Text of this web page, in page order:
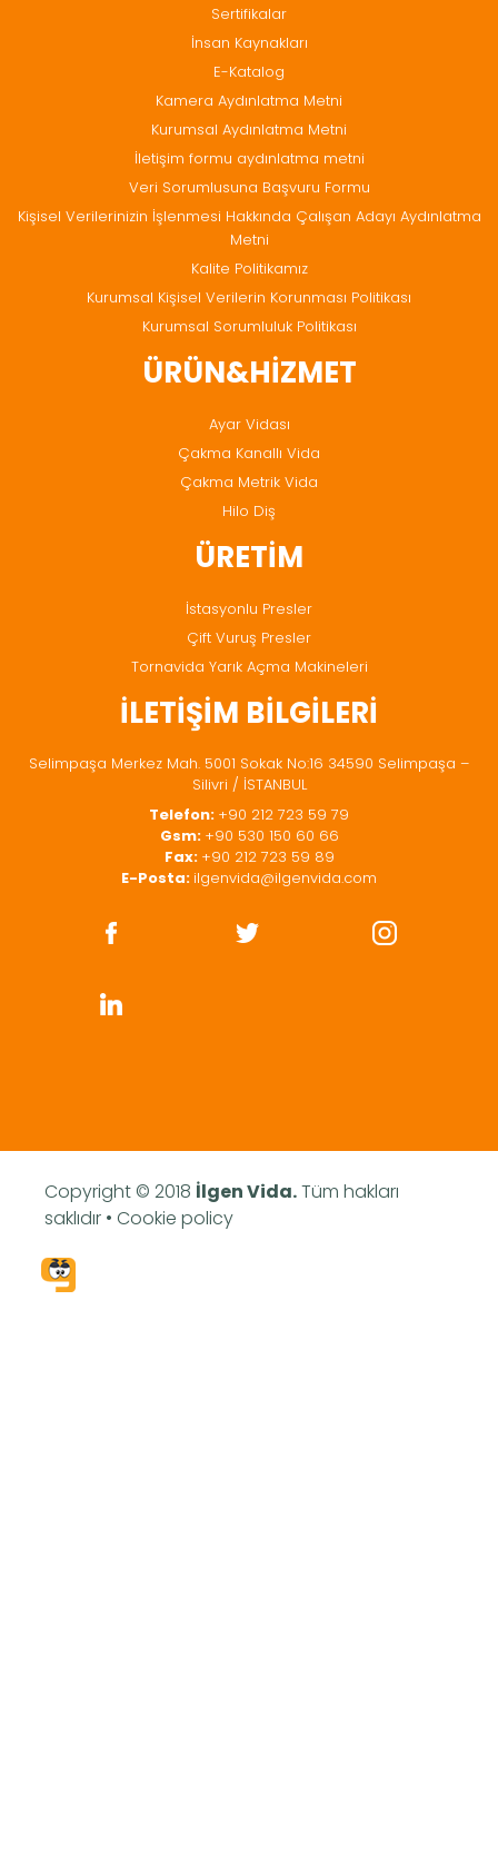
bulunmuşlardır.İstanbul
yetkililerinden
Prof.Dr.İlyas
Ass.Prof.Mustafa
bulunmuşlardır.
Sertifikalar
İnsan Kaynakları
E-Katalog
Kamera Aydınlatma Metni
Kurumsal Aydınlatma Metni
İletişim formu aydınlatma metni
Veri Sorumlusuna Başvuru Formu
Kişisel Verilerinizin İşlenmesi Hakkında Çalışan Adayı Aydınlatma
Metni
Kalite Politikamız
Kurumsal Kişisel Verilerin Korunması Politikası
Kurumsal Sorumluluk Politikası
ÜRÜN&HİZMET
Ayar Vidası
Çakma Kanallı Vida
Çakma Metrik Vida
Hilo Diş
ÜRETİM
İstasyonlu Presler
Çift Vuruş Presler
Tornavida Yarık Açma Makineleri
İLETİŞİM BİLGİLERİ
Selimpaşa Merkez Mah. 5001 Sokak No:16 34590 Selimpaşa –
Silivri / İSTANBUL
Telefon: +90 212 723 59 79
Gsm: +90 530 150 60 66
Fax: +90 212 723 59 89
E-Posta: ilgenvida@ilgenvida.com
Copyright © 2018 İlgen Vida.Tüm hakları
saklıdır • Cookie policy